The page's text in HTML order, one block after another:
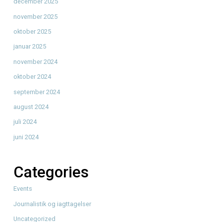
april 2026
december 2025
november 2025
oktober 2025
januar 2025
september 2024
august 2024
juli 2024